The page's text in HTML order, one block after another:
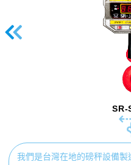
SR-
我們是台灣在地的磅秤設備